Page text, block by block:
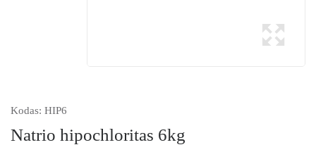
Kodas: HIP6
Natrio hipochloritas 6kg